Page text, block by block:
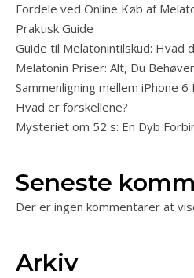
Fordele ved Online Køb af
Praktisk Guide
Guide til Melatonintilskud: Hvad
Melatonin Priser: Alt, Du
Sammenligning mellem iPhone 6
Hvad er forskellene?
Mysteriet om 52 s: En Dyb
Seneste
Der er ingen kommentarer at
Arkiv